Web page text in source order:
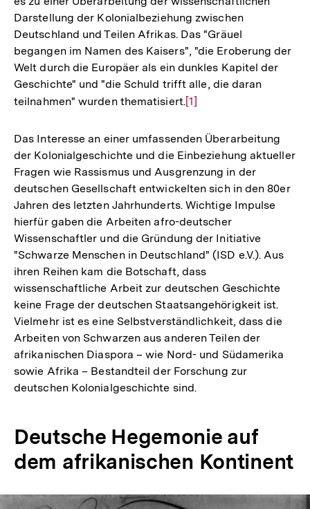
Darstellung der Kolonialbeziehung zwischen
Deutschland und Teilen Afrikas. Das "Gräuel
begangen im Namen des Kaisers", "die Eroberung der
Welt durch die Europäer als ein dunkles Kapitel der
Geschichte" und "die Schuld trifft alle, die daran
teilnahmen" wurden thematisiert.Zur
der
Fußnote
[1]
Das Interesse an einer umfassenden Überarbeitung
der Kolonialgeschichte und die Einbeziehung aktueller
Fragen wie Rassismus und Ausgrenzung in der
deutschen Gesellschaft entwickelten sich in den 80er
Jahren des letzten Jahrhunderts. Wichtige Impulse
hierfür gaben die Arbeiten afro-deutscher
Wissenschaftler und die Gründung der Initiative
"Schwarze Menschen in Deutschland" (ISD e.V.). Aus
ihren Reihen kam die Botschaft, dass
wissenschaftliche Arbeit zur deutschen Geschichte
keine Frage der deutschen Staatsangehörigkeit ist.
Vielmehr ist es eine Selbstverständlichkeit, dass die
Arbeiten von Schwarzen aus anderen Teilen der
afrikanischen Diaspora – wie Nord- und Südamerika
sowie Afrika – Bestandteil der Forschung zur
deutschen Kolonialgeschichte sind.
Deutsche Hegemonie auf
dem afrikanischen Kontinent